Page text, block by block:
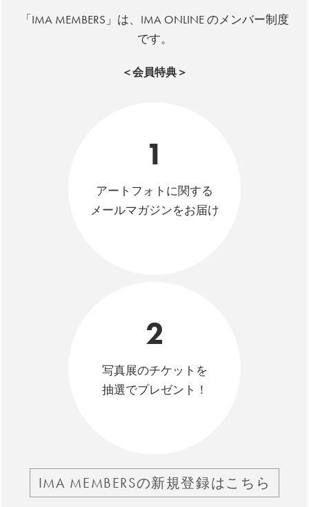
「IMA MEMBERS」は、IMA ONLINE のメンバー制度
です。
＜会員特典＞
1
アートフォトに関する
メールマガジンをお届け
2
写真展のチケットを
抽選でプレゼント！
IMA MEMBERSの新規登録はこちら